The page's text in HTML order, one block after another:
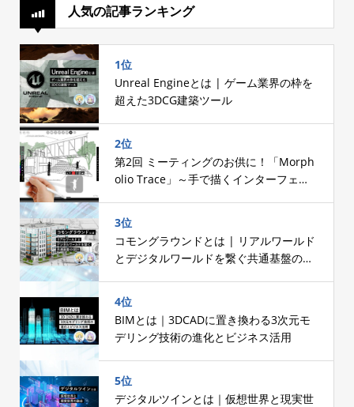
人気の記事ランキング
1位
Unreal Engineとは | ゲーム業界の枠を
超えた3DCG建築ツール
2位
第2回 ミーティングのお供に！「Morph
olio Trace」～手で描くインターフェー
3位
コモングラウンドとは | リアルワールド
とデジタルワールドを繋ぐ共通基盤の設
4位
BIMとは｜3DCADに置き換わる3次元モ
デリング技術の進化とビジネス活用
5位
デジタルツインとは｜仮想世界と現実世